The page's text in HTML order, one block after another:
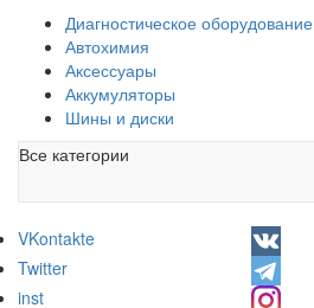
Диагностическое оборудование
Автохимия
Аксессуары
Аккумуляторы
Шины и диски
Все категории
VKontakte
Twitter
inst